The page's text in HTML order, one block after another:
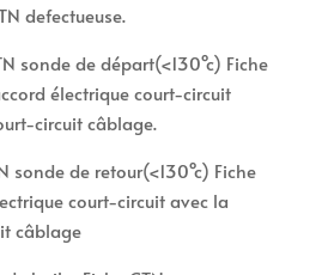
defectueuse.
sonde de départ(<130°c) Fiche
électrique court-circuit
circuit câblage.
sonde de retour(<130°c) Fiche
court-circuit avec la
câblage